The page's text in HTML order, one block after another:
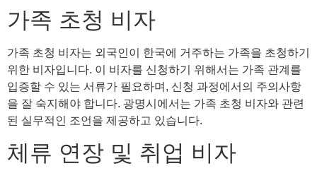
가족 초청 비자
가족 초청 비자는 외국인이 한국에 거주하는 가족을 초청하기
위한 비자입니다. 이 비자를 신청하기 위해서는 가족 관계를
입증할 수 있는 서류가 필요하며, 신청 과정에서의 주의사항
을 잘 숙지해야 합니다. 광명시에서는 가족 초청 비자와 관련
된 실무적인 조언을 제공하고 있습니다.
체류 연장 및 취업 비자